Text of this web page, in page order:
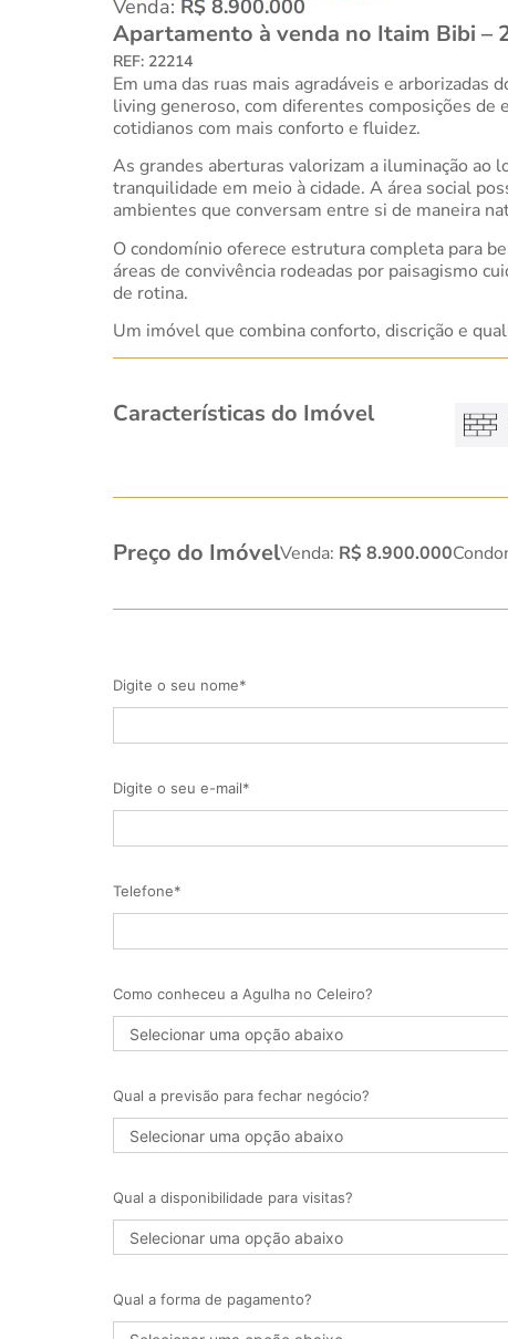
Venda: R$ 8.900.000
Apartamento à venda no Itaim Bibi –
REF: 22214
Em uma das ruas mais agradáveis e
living generoso, com diferentes composições de
cotidianos com mais conforto e fluidez.
As grandes aberturas valorizam a iluminação ao
tranquilidade em meio à cidade. A área social
ambientes que conversam entre si de maneira
O condomínio oferece estrutura completa para
áreas de convivência rodeadas por paisagismo
de rotina.
Um imóvel que combina conforto, discrição e
Características do Imóvel
Preço do ImóvelVenda: R$ 8.900.000
Digite o seu nome*
Digite o seu e-mail*
Telefone*
Como conheceu a Agulha no Celeiro?
Qual a previsão para fechar negócio?
Qual a disponibilidade para visitas?
Qual a forma de pagamento?